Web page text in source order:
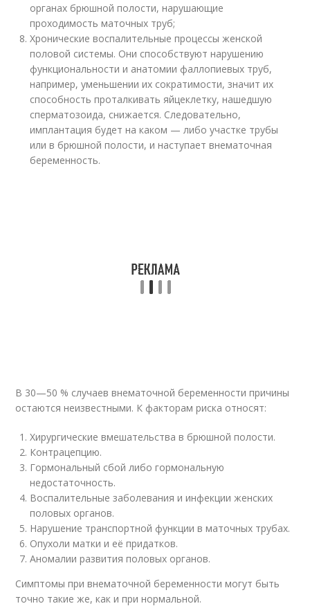
органах брюшной полости, нарушающие
проходимость маточных труб;
Хронические воспалительные процессы женской
половой системы. Они способствуют нарушению
функциональности и анатомии фаллопиевых труб,
например, уменьшении их сократимости, значит их
способность проталкивать яйцеклетку, нашедшую
сперматозоида, снижается. Следовательно,
имплантация будет на каком — либо участке трубы
или в брюшной полости, и наступает внематочная
беременность.
В 30—50 % случаев внематочной беременности причины
остаются неизвестными. К факторам риска относят:
Хирургические вмешательства в брюшной полости.
Контрацепцию.
Гормональный сбой либо гормональную
недостаточность.
Воспалительные заболевания и инфекции женских
половых органов.
Нарушение транспортной функции в маточных трубах.
Опухоли матки и её придатков.
Аномалии развития половых органов.
Симптомы при внематочной беременности могут быть
точно такие же, как и при нормальной.